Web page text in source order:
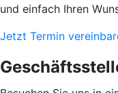
und einfach Ihren
Jetzt Termin